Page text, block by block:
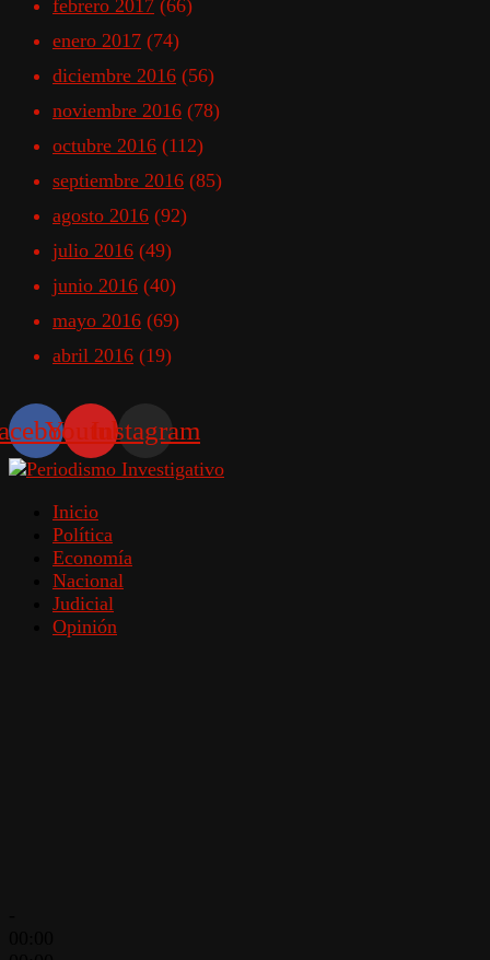
febrero 2017 (66)
enero 2017 (74)
diciembre 2016 (56)
noviembre 2016 (78)
octubre 2016 (112)
septiembre 2016 (85)
agosto 2016 (92)
julio 2016 (49)
junio 2016 (40)
mayo 2016 (69)
abril 2016 (19)
YoutubeInstagram
Inicio
Política
Economía
Nacional
Judicial
Opinión